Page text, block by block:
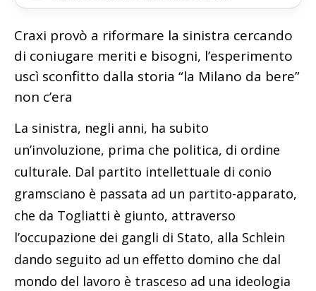
Craxi provò a riformare la sinistra cercando
di coniugare meriti e bisogni, l’esperimento
uscì sconfitto dalla storia “la Milano da bere”
non c’era
La sinistra, negli anni, ha subito
un’involuzione, prima che politica, di ordine
culturale. Dal partito intellettuale di conio
gramsciano è passata ad un partito-apparato,
che da Togliatti è giunto, attraverso
l’occupazione dei gangli di Stato, alla Schlein
dando seguito ad un effetto domino che dal
mondo del lavoro è trasceso ad una ideologia